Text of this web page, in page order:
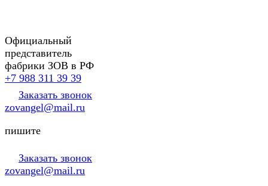
Официальный
представитель
фабрики ЗОВ в РФ
+7 988 311 39 39
Заказать звонок
zovangel@mail.ru
пишите
Заказать звонок
zovangel@mail.ru